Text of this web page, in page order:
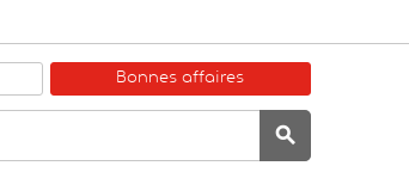
Bonnes affaires
